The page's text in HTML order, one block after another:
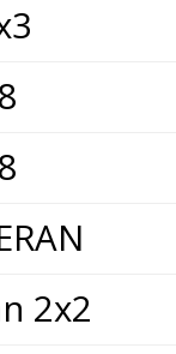
2x2